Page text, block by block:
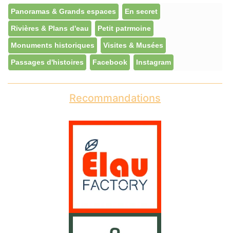
Panoramas & Grands espaces En secret
Rivières & Plans d'eau Petit patrmoine
Monuments historiques Visites & Musées
Passages d'histoires Facebook Instagram
Recommandations